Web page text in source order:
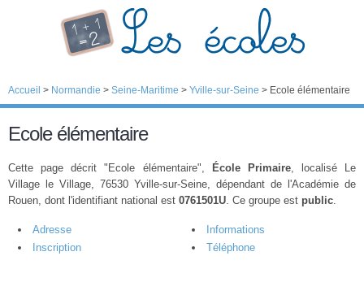
Accueil > Normandie > Seine-Maritime > Yville-sur-Seine > Ecole élémentaire
Ecole élémentaire
Cette page décrit "Ecole élémentaire", École Primaire, localisé Le
Village le Village, 76530 Yville-sur-Seine, dépendant de l'Académie de
Rouen, dont l'identifiant national est 0761501U. Ce groupe est public.
Adresse
Informations
Inscription
Téléphone